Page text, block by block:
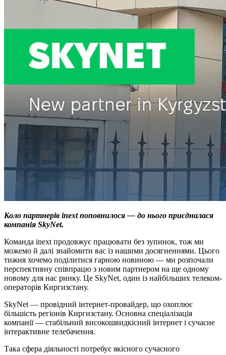
Коло партнерів inext поповнилося — до нього приєдналася
компанія SkyNet.
Команда inext продовжує працювати без зупинок, тож ми
можемо й далі знайомити вас із нашими досягненнями. Цього
тижня хочемо поділитися гарною новиною — ми розпочали
перспективну співпрацю з новим партнером на ще одному
новому для нас ринку. Це SkyNet, один із найбільших телеком-
операторів Киргизстану.
SkyNet — провідний інтернет-провайдер, що охоплює
більшість регіонів Киргизстану. Основна спеціалізація
компанії — стабільний високошвидкісний інтернет і сучасне
інтерактивне телебачення.
Така сфера діяльності потребує якісного сучасного